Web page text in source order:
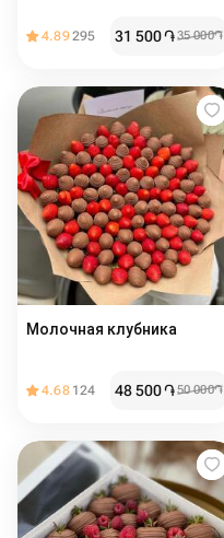
4.89295 31 500֏35 000֏
Молочная клубника
4.68 124 48 500֏50 000֏